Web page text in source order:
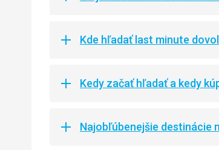
Kde hľadať last minute
Kedy začať hľadať a kedy
Najobľúbenejšie destinácie